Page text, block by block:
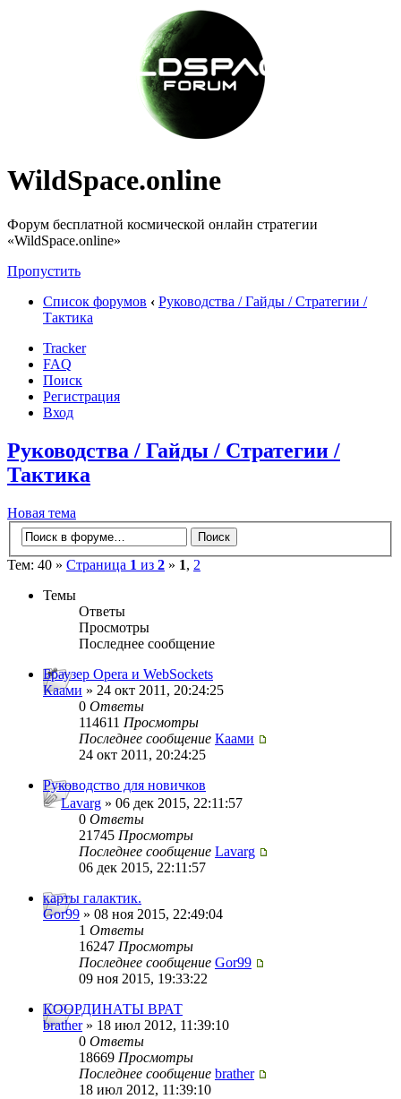
WildSpace.online
Форум бесплатной космической онлайн стратегии
«WildSpace.online»
Пропустить
Список форумов ‹ Руководства / Гайды / Стратегии /
Тактика
Tracker
FAQ
Поиск
Регистрация
Вход
Руководства / Гайды / Стратегии /
Тактика
Новая тема
Тем: 40 » Страница 1 из 2 » 1, 2
Темы
Ответы
Просмотры
Последнее сообщение
Браузер Opera и WebSockets
Каами » 24 окт 2011, 20:24:25
0 Ответы
114611 Просмотры
Последнее сообщение Каами
24 окт 2011, 20:24:25
Руководство для новичков
Lavarg » 06 дек 2015, 22:11:57
0 Ответы
21745 Просмотры
Последнее сообщение Lavarg
06 дек 2015, 22:11:57
карты галактик.
Gor99 » 08 ноя 2015, 22:49:04
1 Ответы
16247 Просмотры
Последнее сообщение Gor99
09 ноя 2015, 19:33:22
КООРДИНАТЫ ВРАТ
brather» 18 июл 2012, 11:39:10
0 Ответы
18669 Просмотры
Последнее сообщение brather
18 июл 2012, 11:39:10